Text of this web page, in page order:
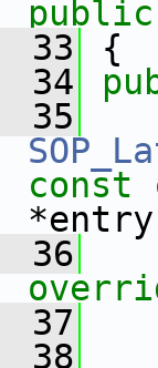
public
33
{
34
35
const
36
37
38